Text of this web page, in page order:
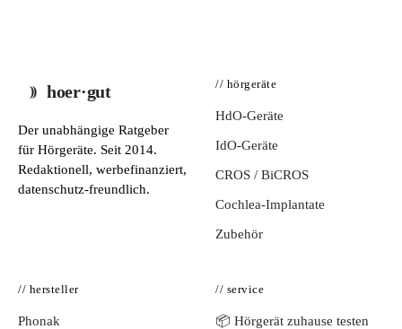
hoer·gut
Der unabhängige Ratgeber
für Hörgeräte. Seit 2014.
Redaktionell, werbefinanziert,
datenschutz-freundlich.
// hörgeräte
HdO-Geräte
IdO-Geräte
CROS / BiCROS
Cochlea-Implantate
Zubehör
// hersteller
Phonak
// service
📦 Hörgerät zuhause testen